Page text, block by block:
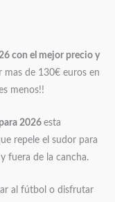
con el mejor precio y
mas de 130€ euros en
menos!!
2026 esta
repele el sudor para
fuera de la cancha.
al fútbol o disfrutar